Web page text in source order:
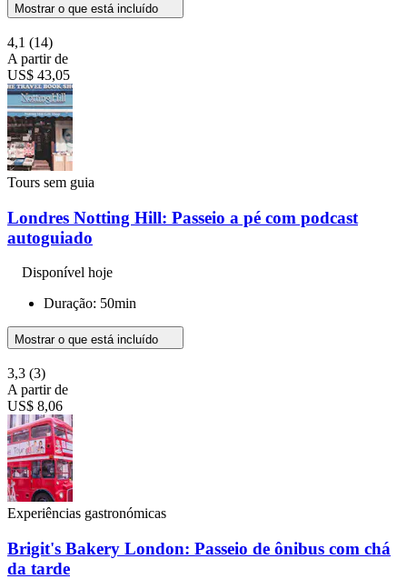
Mostrar o que está incluído
4,1 (14)
A partir de
US$ 43,05
Tours sem guia
Londres Notting Hill: Passeio a pé com podcast
autoguiado
Disponível hoje
Duração: 50min
Mostrar o que está incluído
3,3 (3)
A partir de
US$ 8,06
Experiências gastronómicas
Brigit's Bakery London: Passeio de ônibus com chá
da tarde